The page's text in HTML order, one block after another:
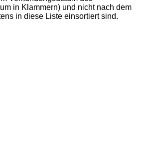
in Klammern) und nicht nach dem
in diese Liste einsortiert sind.